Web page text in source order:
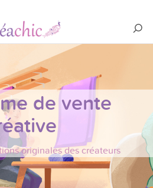
de vente
originales des créateurs